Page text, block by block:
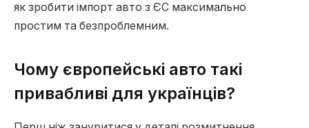
як зробити імпорт авто з ЄС максимально
простим та безпроблемним.
Чому європейські авто такі
привабливі для українців?